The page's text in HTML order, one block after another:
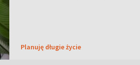
Planuję długie życie